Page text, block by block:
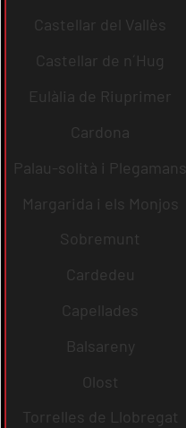
Castellar del Vallès
Castellar de n´Hug
Eulàlia de Riuprimer
Cardona
Palau-solità i Plegamans
Margarida i els Monjos
Sobremunt
Cardedeu
Capellades
Balsareny
Olost
Torrelles de Llobregat